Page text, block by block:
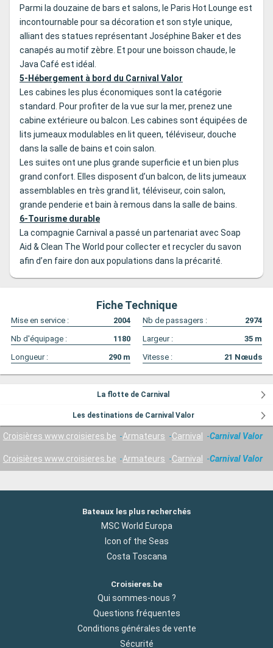
Parmi la douzaine de bars et salons, le Paris Hot Lounge est
incontournable pour sa décoration et son style unique,
alliant des statues représentant Joséphine Baker et des
canapés au motif zèbre. Et pour une boisson chaude, le
Java Café est idéal.
5-Hébergement à bord du Carnival Valor
Les cabines les plus économiques sont la catégorie
standard. Pour profiter de la vue sur la mer, prenez une
cabine extérieure ou balcon. Les cabines sont équipées de
lits jumeaux modulables en lit queen, téléviseur, douche
dans la salle de bains et coin salon.
Les suites ont une plus grande superficie et un bien plus
grand confort. Elles disposent d’un balcon, de lits jumeaux
assemblables en très grand lit, téléviseur, coin salon,
grande penderie et bain à remous dans la salle de bains.
6-Tourisme durable
La compagnie Carnival a passé un partenariat avec Soap
Aid & Clean The World pour collecter et recycler du savon
afin d’en faire don aux populations dans la précarité.
Fiche Technique
Mise en service : 2004 Nb de passagers :
2974
Nb d'équipage :
1180 Largeur : 35 m
Longueur :
290 m Vitesse : 21 Nœuds
La flotte de Carnival
Les destinations de Carnival Valor
Croisières www.croisieres.be Armateurs Carnival Carnival Valor
Croisières www.croisieres.be Armateurs Carnival Carnival Valor
Bateaux les plus recherchés
MSC World Europa
Icon of the Seas
Costa Toscana
Croisieres.be
Qui sommes-nous ?
Questions fréquentes
Conditions générales de vente
Sécurité